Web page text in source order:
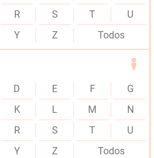
R S T
U
Y Z Todos
D E F
G
K L M
N
R S T
U
Y Z Todos